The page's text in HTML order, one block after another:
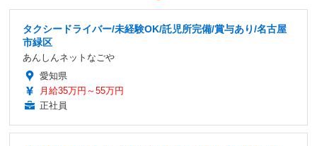
タクシードライバー/未経験OK/託児所完備/賞与あり/名古屋
市緑区
あんしんネットなごや
愛知県
月給35万円～55万円
正社員